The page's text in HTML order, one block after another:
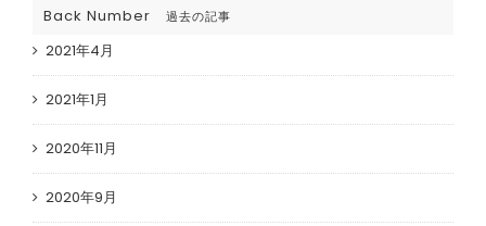
Back Number 過去の記事
2021年4月
2021年1月
2020年11月
2020年9月